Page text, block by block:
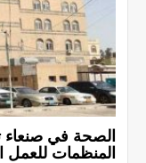
الصحة في
المنظمات للعمل